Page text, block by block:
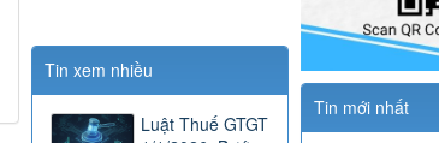
Tin mới nhất
Tin xem nhiều
Luật Thuế GTGT